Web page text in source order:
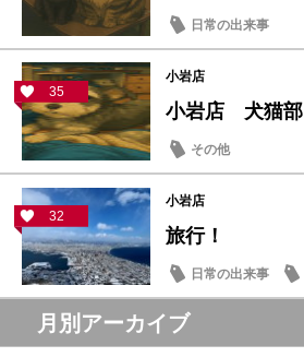
日常の出来事
35
小岩店
小岩店 犬猫部
その他
32
小岩店
旅行！
日常の出来事
月別アーカイブ